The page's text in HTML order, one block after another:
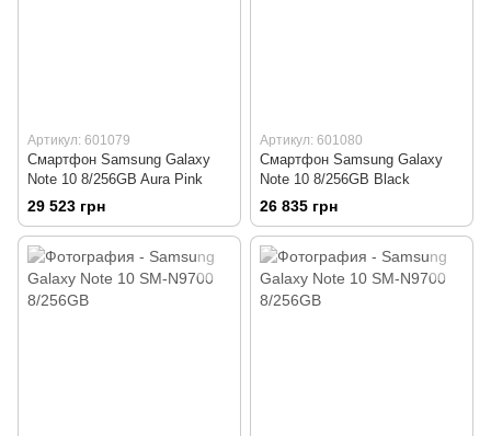
Артикул: 601079
Смартфон Samsung Galaxy
Note 10 8/256GB Aura Pink
29 523 грн
Артикул: 601080
Смартфон Samsung Galaxy
Note 10 8/256GB Black
26 835 грн